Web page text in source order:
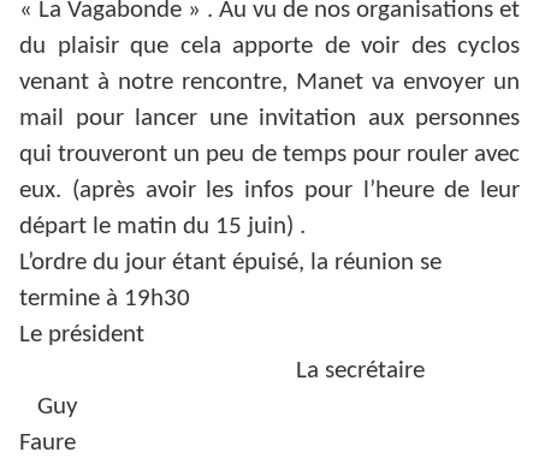
« La Vagabonde » . Au vu de nos organisations et
du plaisir que cela apporte de voir des cyclos
venant à notre rencontre, Manet va envoyer un
mail pour lancer une invitation aux personnes
qui trouveront un peu de temps pour rouler avec
eux. (après avoir les infos pour l’heure de leur
départ le matin du 15 juin) .
L’ordre du jour étant épuisé, la réunion se
termine à 19h30
Le président
La secrétaire
Guy
Faure